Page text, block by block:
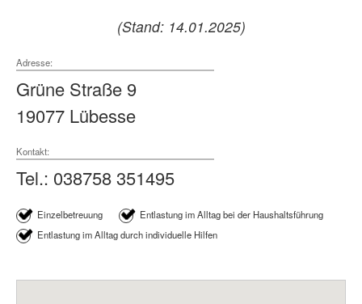
(Stand: 14.01.2025)
Adresse:
Grüne Straße 9
19077 Lübesse
Kontakt:
Tel.: 038758 351495
Einzelbetreuung
Entlastung im Alltag bei der Haushaltsführung
Entlastung im Alltag durch individuelle Hilfen